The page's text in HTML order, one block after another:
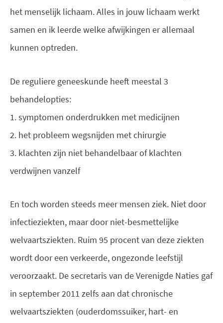
het menselijk lichaam. Alles in jouw lichaam werkt
samen en ik leerde welke afwijkingen er allemaal
kunnen optreden.
De reguliere geneeskunde heeft meestal 3
behandelopties:
1. symptomen onderdrukken met medicijnen
2. het probleem wegsnijden met chirurgie
3. klachten zijn niet behandelbaar of klachten
verdwijnen vanzelf
En toch worden steeds meer mensen ziek. Niet door
infectieziekten, maar door niet-besmettelijke
welvaartsziekten. Ruim 95 procent van deze ziekten
wordt door een verkeerde, ongezonde leefstijl
veroorzaakt. De secretaris van de Verenigde Naties gaf
in september 2011 zelfs aan dat chronische
welvaartsziekten (ouderdomssuiker, hart- en